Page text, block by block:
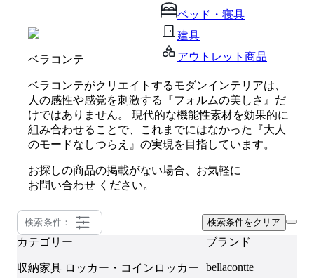
ベッド・寝具
建具
アウトレット商品
ベラコンテ
ベラコンテがクリエイトするモダンインテリアは、
人の感性や感覚を刺激する『フォルムの美しさ』だ
けではありません。 現代的な機能性素材を効果的に
組み合わせることで、これまでにはなかった『大人
のモードなしつらえ』の実現を目指しています。
お探しの商品の掲載がない場合、お気軽に
お問い合わせ ください。
検索条件： 検索条件をクリア
カテゴリー
収納家具 ロッカー・コインロッカー
ブランド
bellacontte